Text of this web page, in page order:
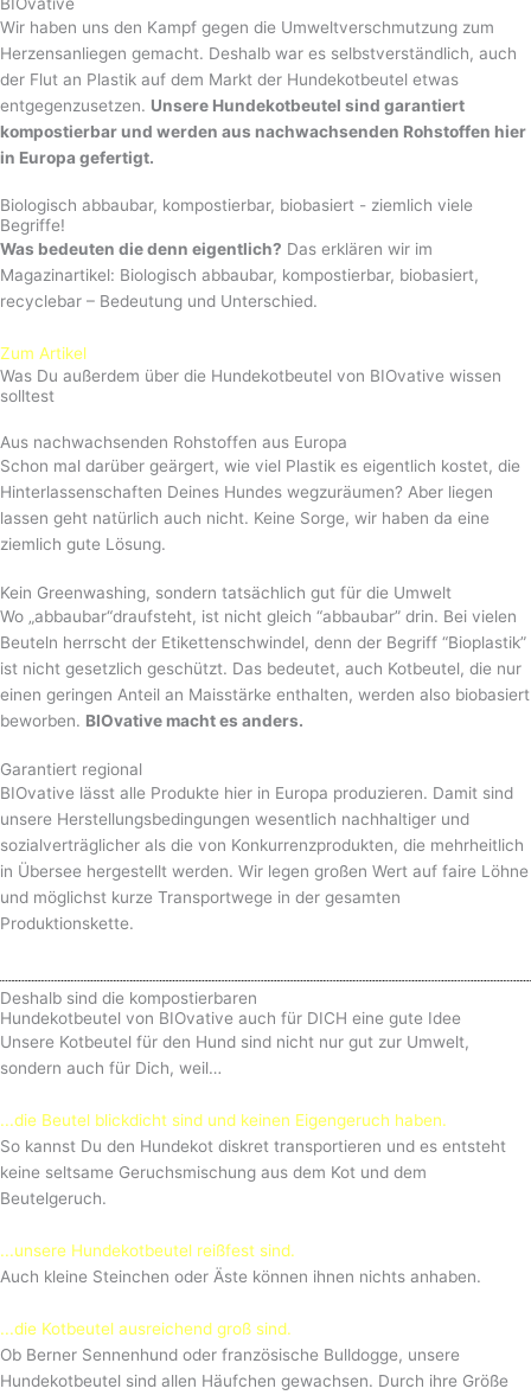
Wir haben uns den Kampf gegen die Umweltverschmutzung zum
Herzensanliegen gemacht. Deshalb war es selbstverständlich, auch
der Flut an Plastik auf dem Markt der Hundekotbeutel etwas
entgegenzusetzen. Unsere Hundekotbeutel sind garantiert
kompostierbar und werden aus nachwachsenden Rohstoffen hier
in Europa gefertigt.
Biologisch abbaubar, kompostierbar, biobasiert - ziemlich viele
Begriffe!
Was bedeuten die denn eigentlich? Das erklären wir im
Magazinartikel: Biologisch abbaubar, kompostierbar, biobasiert,
recyclebar – Bedeutung und Unterschied.
Zum Artikel
Was Du außerdem über die Hundekotbeutel von BIOvative wissen
solltest
Aus nachwachsenden Rohstoffen aus Europa
Schon mal darüber geärgert, wie viel Plastik es eigentlich kostet, die
Hinterlassenschaften Deines Hundes wegzuräumen? Aber liegen
lassen geht natürlich auch nicht. Keine Sorge, wir haben da eine
ziemlich gute Lösung.
Kein Greenwashing, sondern tatsächlich gut für die Umwelt
Wo „abbaubar“draufsteht, ist nicht gleich “abbaubar” drin. Bei vielen
Beuteln herrscht der Etikettenschwindel, denn der Begriff “Bioplastik”
ist nicht gesetzlich geschützt. Das bedeutet, auch Kotbeutel, die nur
einen geringen Anteil an Maisstärke enthalten, werden also biobasiert
beworben. BIOvative macht es anders.
Garantiert regional
BIOvative lässt alle Produkte hier in Europa produzieren. Damit sind
unsere Herstellungsbedingungen wesentlich nachhaltiger und
sozialverträglicher als die von Konkurrenzprodukten, die mehrheitlich
in Übersee hergestellt werden. Wir legen großen Wert auf faire Löhne
und möglichst kurze Transportwege in der gesamten
Produktionskette.
Deshalb sind die kompostierbaren
Hundekotbeutel von BIOvative auch für DICH eine gute Idee
Unsere Kotbeutel für den Hund sind nicht nur gut zur Umwelt,
sondern auch für Dich, weil…
...die Beutel blickdicht sind und keinen Eigengeruch haben.
So kannst Du den Hundekot diskret transportieren und es entsteht
keine seltsame Geruchsmischung aus dem Kot und dem
Beutelgeruch.
...unsere Hundekotbeutel reißfest sind.
Auch kleine Steinchen oder Äste können ihnen nichts anhaben.
...die Kotbeutel ausreichend groß sind.
Ob Berner Sennenhund oder französische Bulldogge, unsere
Hundekotbeutel sind allen Häufchen gewachsen. Durch ihre Größe